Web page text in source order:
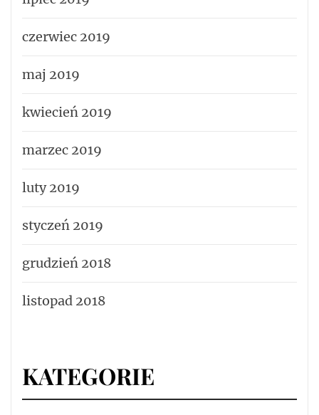
czerwiec 2019
maj 2019
kwiecień 2019
marzec 2019
luty 2019
styczeń 2019
grudzień 2018
listopad 2018
KATEGORIE